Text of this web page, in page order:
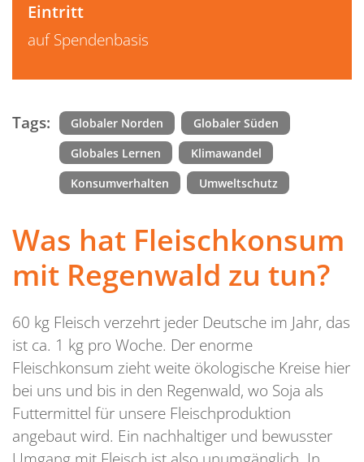
Eintritt
auf Spendenbasis
Tags: Globaler Norden
Globaler Süden
Globales Lernen
Klimawandel
Konsumverhalten
Umweltschutz
Was hat Fleischkonsum
mit Regenwald zu tun?
60 kg Fleisch verzehrt jeder Deutsche im Jahr, das
ist ca. 1 kg pro Woche. Der enorme
Fleischkonsum zieht weite ökologische Kreise hier
bei uns und bis in den Regenwald, wo Soja als
Futtermittel für unsere Fleischproduktion
angebaut wird. Ein nachhaltiger und bewusster